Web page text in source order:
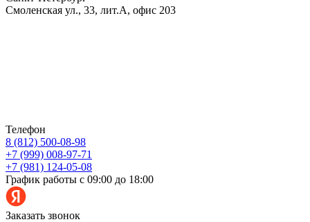
Смоленская ул., 33, лит.А, офис 203
Телефон
8 (812) 500-08-98
+7 (999) 008-97-71
+7 (981) 124-05-08
График работы с 09:00 до 18:00
Заказать звонок